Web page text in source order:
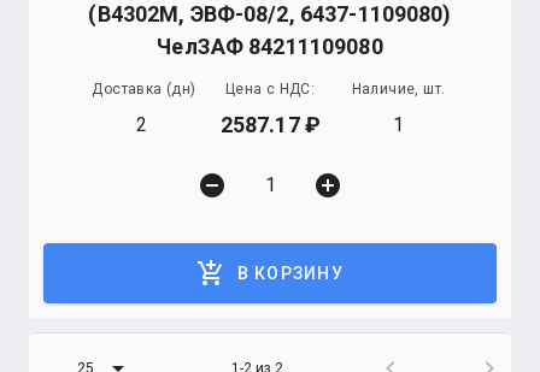
(В4302М, ЭВФ-08/2, 6437-1109080)
ЧелЗАФ 84211109080
Доставка (дн)
2
Цена с НДС:
2587.17
Наличие, шт.
1
remove_circle add_circle
add_shopping_cart В КОРЗИНУ
25 1-2 из 2